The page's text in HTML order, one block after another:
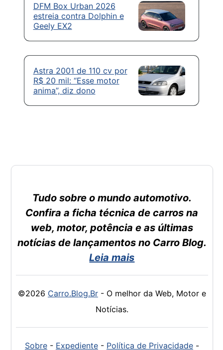
DFM Box Urban 2026
estreia contra Dolphin e
Geely EX2
Astra 2001 de 110 cv por
R$ 20 mil: “Esse motor
anima”, diz dono
Tudo sobre o mundo automotivo.
Confira a ficha técnica de carros na
web, motor, potência e as últimas
notícias de lançamentos no Carro Blog.
Leia mais
©2026 Carro.Blog.Br- O melhor da Web, Motor e
Notícias.
Sobre- Expediente- Política de Privacidade-